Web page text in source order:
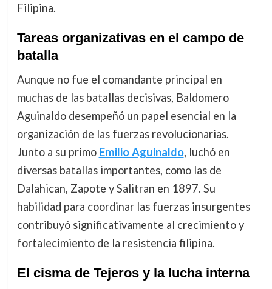
Filipina.
Tareas organizativas en el campo de
batalla
Aunque no fue el comandante principal en
muchas de las batallas decisivas, Baldomero
Aguinaldo desempeñó un papel esencial en la
organización de las fuerzas revolucionarias.
Junto a su primo Emilio Aguinaldo, luchó en
diversas batallas importantes, como las de
Dalahican, Zapote y Salitran en 1897. Su
habilidad para coordinar las fuerzas insurgentes
contribuyó significativamente al crecimiento y
fortalecimiento de la resistencia filipina.
El cisma de Tejeros y la lucha interna